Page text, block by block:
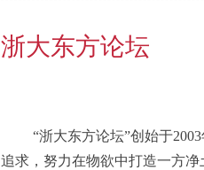
浙大东方论坛
“浙大东方论坛”创始于
追求，努力在物欲中打造一方